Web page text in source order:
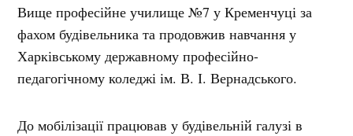
Вище професійне училище №7 у Кременчуці за
фахом будівельника та продовжив навчання у
Харківському державному професійно-
педагогічному коледжі ім. В. І. Вернадського.
До мобілізації працював у будівельній галузі в